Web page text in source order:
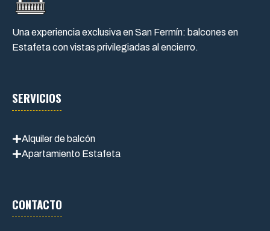
Una experiencia exclusiva en San Fermín: balcones en
Estafeta con vistas privilegiadas al encierro.
SERVICIOS
Alquiler de balcón
Apartamiento Estafeta
CONTACTO